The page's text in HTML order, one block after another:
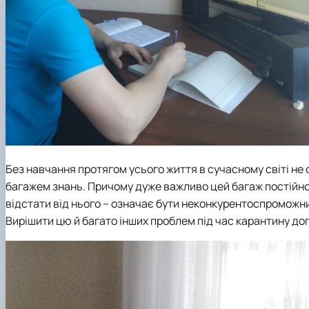
Без навчання протягом усього життя в сучасному світі
багажем знань. Причому дуже важливо цей багаж
відстати від нього – означає бути
Вирішити цю й багато інших проблем під час карантину